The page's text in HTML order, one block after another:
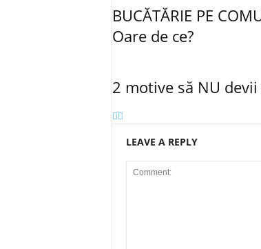
BUCĂTĂRIE PE
Oare de ce?
2 motive să NU
LEAVE A REPLY